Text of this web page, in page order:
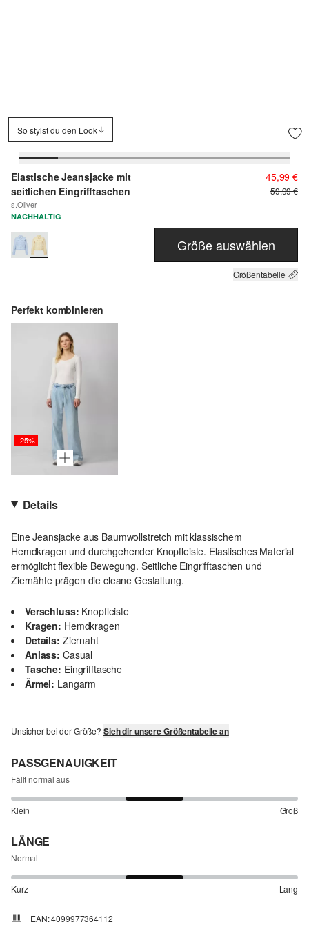
So stylst du den Look
Elastische Jeansjacke mit
seitlichen Eingrifftaschen
s.Oliver
45,99 €
59,99 €
NACHHALTIG
Größe auswählen
Größentabelle
Perfekt kombinieren
-25%
Details
Eine Jeansjacke aus Baumwollstretch mit klassischem
Hemdkragen und durchgehender Knopfleiste. Elastisches Material
ermöglicht flexible Bewegung. Seitliche Eingrifftaschen und
Ziernähte prägen die cleane Gestaltung.
Verschluss: Knopfleiste
Kragen: Hemdkragen
Details: Ziernaht
Anlass: Casual
Tasche: Eingrifftasche
Ärmel: Langarm
Unsicher bei der Größe? Sieh dir unsere Größentabelle an
PASSGENAUIGKEIT
Fällt normal aus
Klein Groß
LÄNGE
Normal
Kurz Lang
EAN: 4099977364112